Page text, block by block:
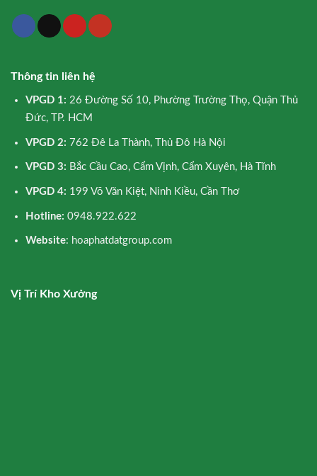
Thông tin liên hệ
VPGD 1: 26 Đường Số 10, Phường Trường Thọ, Quận Thủ
Đức, TP. HCM
VPGD 2: 762 Đê La Thành, Thủ Đô Hà Nội
VPGD 3: Bắc Cầu Cao, Cẩm Vịnh, Cẩm Xuyên, Hà Tĩnh
VPGD 4: 199 Võ Văn Kiệt, Ninh Kiều, Cần Thơ
Hotline: 0948.922.622
Website: hoaphatdatgroup.com
Vị Trí Kho Xưởng